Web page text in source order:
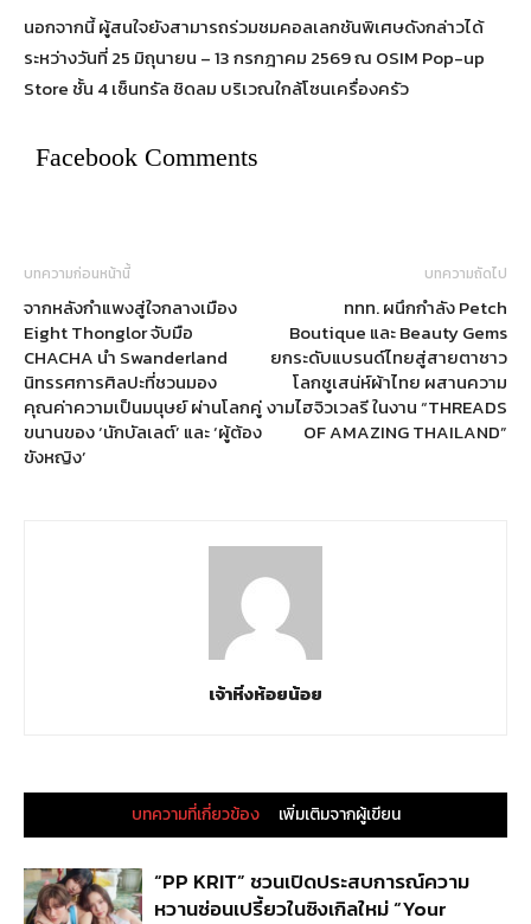
นอกจากนี้ ผู้สนใจยังสามารถร่วมชมคอลเลกชันพิเศษดังกล่าวได้
ระหว่างวันที่ 25 มิถุนายน – 13 กรกฎาคม 2569 ณ OSIM Pop-up
Store ชั้น 4 เซ็นทรัล ชิดลม บริเวณใกล้โซนเครื่องครัว
Facebook Comments
บทความก่อนหน้านี้
จากหลังกำแพงสู่ใจกลางเมือง
Eight Thonglor จับมือ
CHACHA นำ Swanderland
นิทรรศการศิลปะที่ชวนมอง
คุณค่าความเป็นมนุษย์ ผ่านโลกคู่
ขนานของ ‘นักบัลเลต์’ และ ‘ผู้ต้อง
ขังหญิง’
บทความถัดไป
ททท. ผนึกกำลัง Petch
Boutique และ Beauty Gems
ยกระดับแบรนด์ไทยสู่สายตาชาว
โลกชูเสน่ห์ผ้าไทย ผสานความ
งามไฮจิวเวลรี ในงาน “THREADS
OF AMAZING THAILAND”
เจ้าหิ่งห้อยน้อย
บทความที่เกี่ยวข้อง เพิ่มเติมจากผู้เขียน
“PP KRIT” ชวนเปิดประสบการณ์ความ
หวานซ่อนเปรี้ยวในซิงเกิลใหม่ “Your